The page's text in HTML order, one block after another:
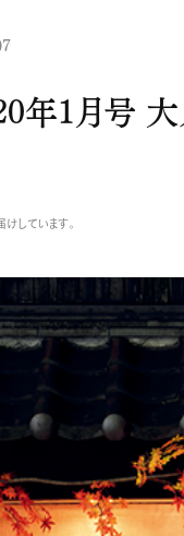
年1月号
しています。